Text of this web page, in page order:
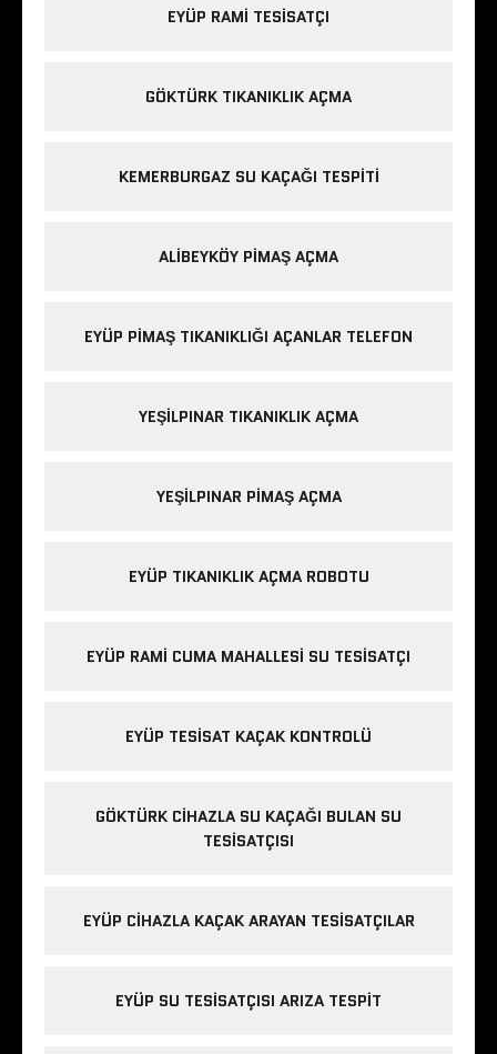
EYÜP RAMI TESISATÇI
GÖKTÜRK TIKANIKLIK AÇMA
KEMERBURGAZ SU KAÇAĞI TESPITI
ALIBEYKÖY PIMAŞ AÇMA
EYÜP PIMAŞ TIKANIKLIĞI AÇANLAR TELEFON
YEŞILPINAR TIKANIKLIK AÇMA
YEŞILPINAR PIMAŞ AÇMA
EYÜP TIKANIKLIK AÇMA ROBOTU
EYÜP RAMI CUMA MAHALLESI SU TESISATÇI
EYÜP TESISAT KAÇAK KONTROLÜ
GÖKTÜRK CIHAZLA SU KAÇAĞI BULAN SU
TESISATÇISI
EYÜP CIHAZLA KAÇAK ARAYAN TESISATÇILAR
EYÜP SU TESISATÇISI ARIZA TESPIT